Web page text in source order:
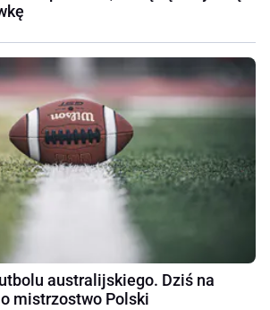
australijskiego. Dziś na
mistrzostwo Polski